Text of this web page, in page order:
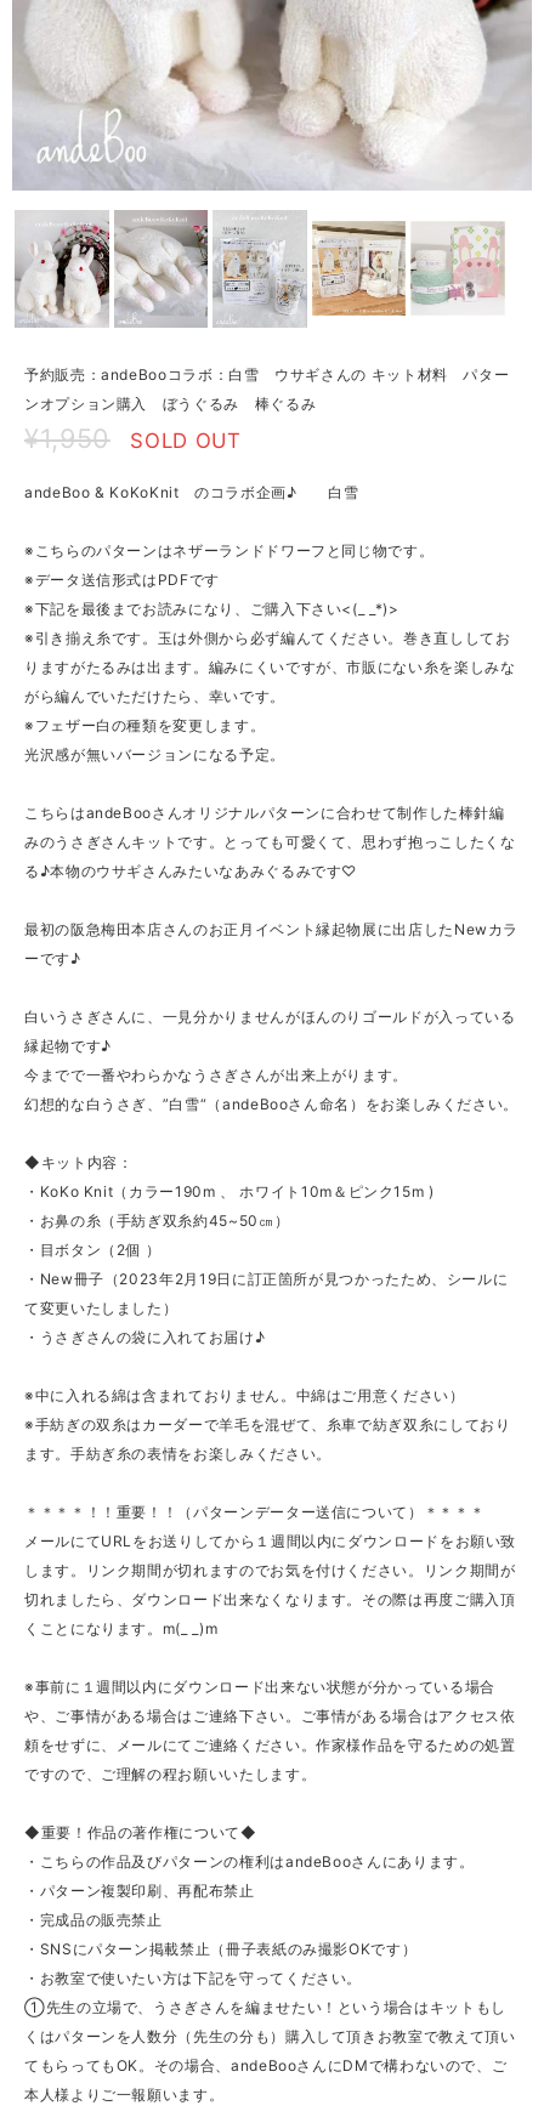
予約販売：andeBooコラボ：白雪 ウサギさんの キット材料 パター
ンオプション購入 ぼうぐるみ 棒ぐるみ
¥1,950 SOLD OUT
andeBoo & KoKoKnit のコラボ企画♪ 白雪
※こちらのパターンはネザーランドドワーフと同じ物です。
※データ送信形式はPDFです
※下記を最後までお読みになり、ご購入下さい<(_ _*)>
※引き揃え糸です。玉は外側から必ず編んてください。巻き直ししてお
りますがたるみは出ます。編みにくいですが、市販にない糸を楽しみな
がら編んでいただけたら、幸いです。
※フェザー白の種類を変更します。
光沢感が無いバージョンになる予定。
こちらはandeBooさんオリジナルパターンに合わせて制作した棒針編
みのうさぎさんキットです。とっても可愛くて、思わず抱っこしたくな
る♪本物のウサギさんみたいなあみぐるみです♡
最初の阪急梅田本店さんのお正月イベント縁起物展に出店したNewカラ
ーです♪
白いうさぎさんに、一見分かりませんがほんのりゴールドが入っている
縁起物です♪
今までで一番やわらかなうさぎさんが出来上がります。
幻想的な白うさぎ、”白雪“（andeBooさん命名）をお楽しみください。
◆キット内容：
・KoKo Knit（カラー190m 、 ホワイト10m＆ピンク15m )
・お鼻の糸（手紡ぎ双糸約45~50㎝）
・目ボタン（2個 ）
・New冊子（2023年2月19日に訂正箇所が見つかったため、シールに
て変更いたしました）
・うさぎさんの袋に入れてお届け♪
※中に入れる綿は含まれておりません。中綿はご用意ください）
※手紡ぎの双糸はカーダーで羊毛を混ぜて、糸車で紡ぎ双糸にしており
ます。手紡ぎ糸の表情をお楽しみください。
＊＊＊＊！！重要！！（パターンデーター送信について）＊＊＊＊
メールにてURLをお送りしてから１週間以内にダウンロードをお願い致
します。リンク期間が切れますのでお気を付けください。リンク期間が
切れましたら、ダウンロード出来なくなります。その際は再度ご購入頂
くことになります。m(_ _)m
※事前に１週間以内にダウンロード出来ない状態が分かっている場合
や、ご事情がある場合はご連絡下さい。ご事情がある場合はアクセス依
頼をせずに、メールにてご連絡ください。作家様作品を守るための処置
ですので、ご理解の程お願いいたします。
◆重要！作品の著作権について◆
・こちらの作品及びパターンの権利はandeBooさんにあります。
・パターン複製印刷、再配布禁止
・完成品の販売禁止
・SNSにパターン掲載禁止（冊子表紙のみ撮影OKです）
・お教室で使いたい方は下記を守ってください。
①先生の立場で、うさぎさんを編ませたい！という場合はキットもし
くはパターンを人数分（先生の分も）購入して頂きお教室で教えて頂い
てもらってもOK。その場合、andeBooさんにDMで構わないので、ご
本人様よりご一報願います。